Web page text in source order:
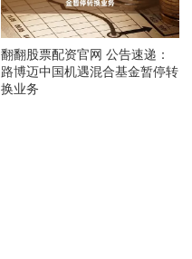
翻翻股票配资官网 公告速递：
路博迈中国机遇混合基金暂停转
换业务